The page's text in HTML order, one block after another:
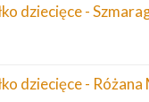
dziecięce -
dziecięce - Różana